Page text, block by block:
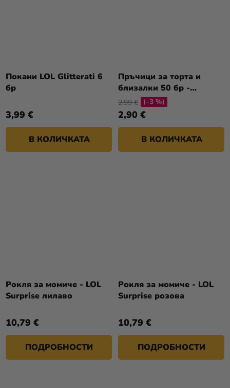
Покани LOL Glitterati 6
бр
3,99 €
В КОЛИЧКАТА
Пръчици за торта и
близалки 50 бр -
Пръчици за близалки -
12см
2,90 €
2,99 € (–3 %)
В КОЛИЧКАТА
Рокля за момиче - LOL
Surprise лилаво
10,79 €
ПОДРОБНОСТИ
Рокля за момиче - LOL
Surprise розова
10,79 €
ПОДРОБНОСТИ